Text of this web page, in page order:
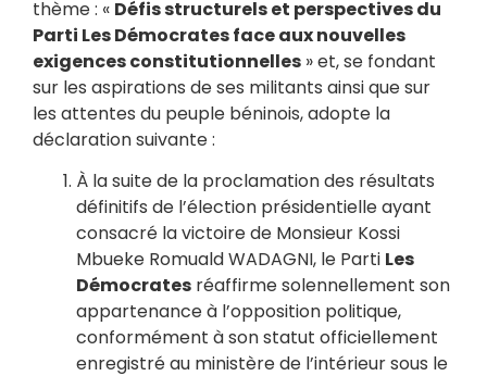
thème : « Défis structurels et perspectives du
Parti Les Démocrates face aux nouvelles
exigences constitutionnelles » et, se fondant
sur les aspirations de ses militants ainsi que sur
les attentes du peuple béninois, adopte la
déclaration suivante :
À la suite de la proclamation des résultats
définitifs de l’élection présidentielle ayant
consacré la victoire de Monsieur Kossi
Mbueke Romuald WADAGNI, le Parti Les
Démocrates réaffirme solennellement son
appartenance à l’opposition politique,
conformément à son statut officiellement
enregistré au ministère de l’intérieur sous le